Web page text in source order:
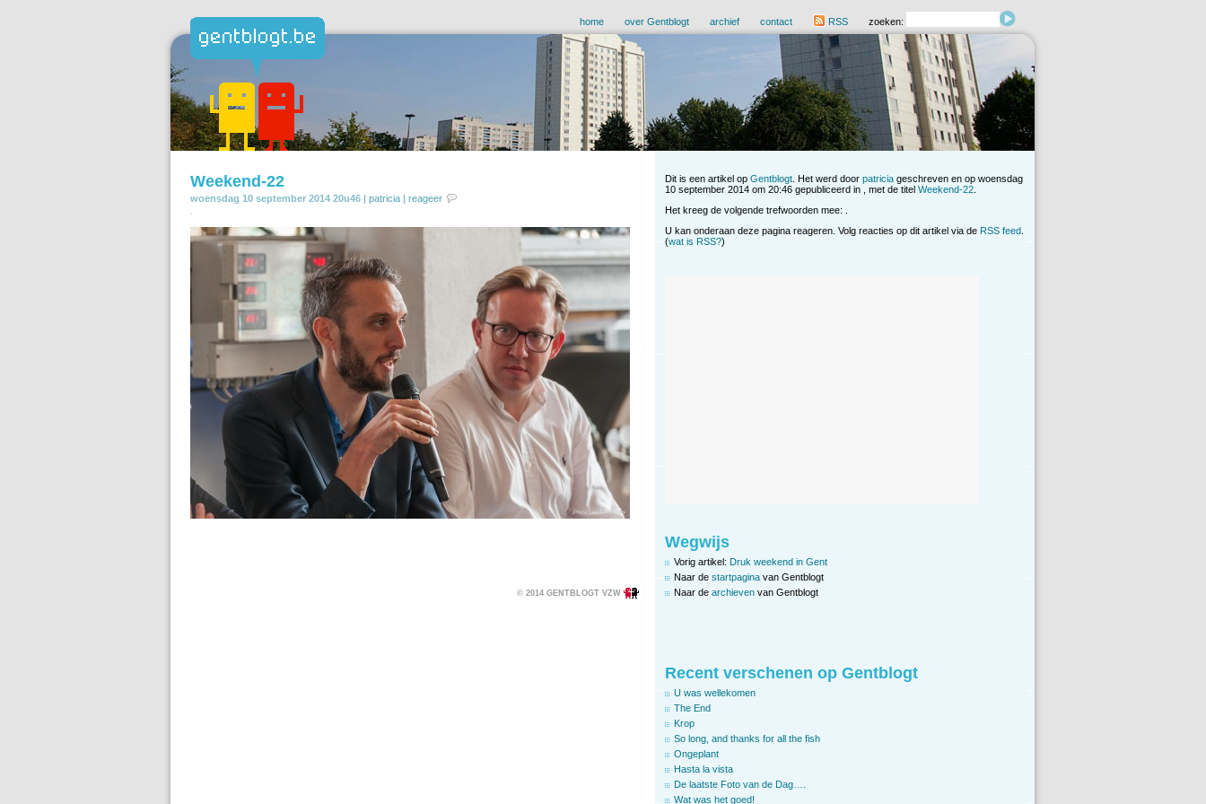
home over Gentblogt archief contact RSS zoeken:
Weekend-22
woensdag 10 september 2014 20u46 | patricia | reageer
© 2014 GENTBLOGT VZW
Dit is een artikel op Gentblogt . Het werd door patricia geschreven en op woensdag
10 september 2014 om 20:46 gepubliceerd in , met de titel Weekend-22
Het kreeg de volgende trefwoorden mee: .
U kan onderaan deze pagina reageren. Volg reacties op dit artikel via de RSS feed.
(wat is RSS?)
Wegwijs
Vorig artikel: Druk weekend in Gent
Naar de startpagina van Gentblogt
Naar de archieven van Gentblogt
Recent verschenen op Gentblogt
U was wellekomen
The End
Krop
So long, and thanks for all the fish
Ongeplant
Hasta la vista
De laatste Foto van de Dag….
Wat was het goed!